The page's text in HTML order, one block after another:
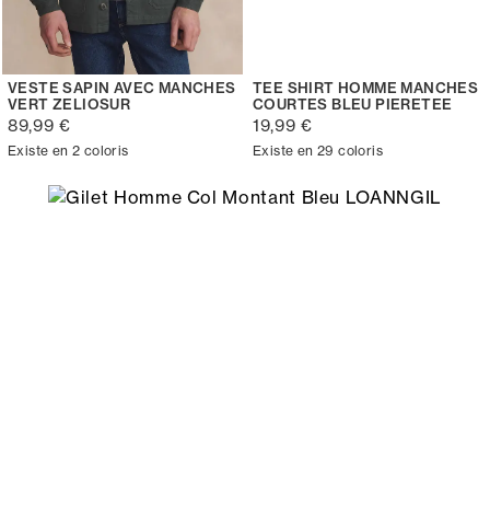
VESTE SAPIN AVEC MANCHES
VERT ZELIOSUR
89,99 €
Existe en 2 coloris
TEE SHIRT HOMME MANCHES
COURTES BLEU PIERETEE
19,99 €
Existe en 29 coloris